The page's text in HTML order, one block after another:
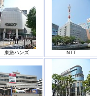
東急ハンズ NTT